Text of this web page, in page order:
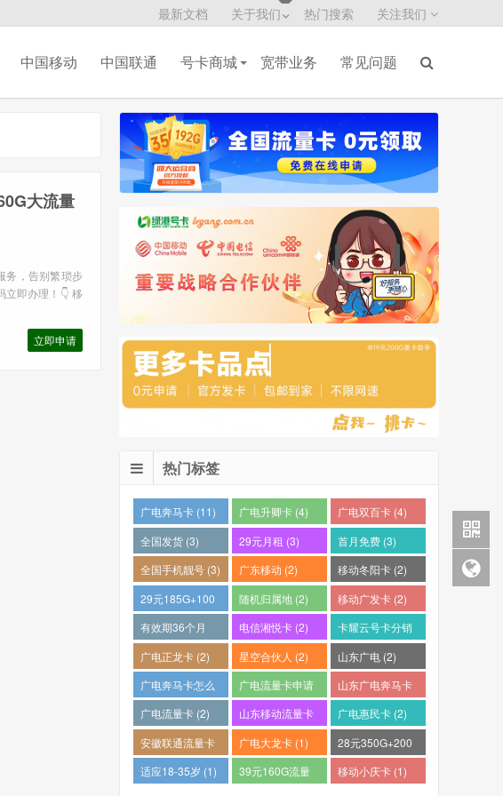
最新文档 关于我们 热门搜索 关注我们
中国移动 中国联通 号卡商城 宽带业务 常见问题
大流量
务，告别繁琐步
即办理！👇 移
立即申请
热门标签
广电奔马卡 (11) 广电升卿卡 (4)
广电双百卡 (4)
全国发货 (3)
29元月租 (3)
首月免费 (3)
全国手机靓号 (3)
广东移动 (2)
移动冬阳卡 (2)
29元185G+100
分钟 (2)
随机归属地 (2)
移动广发卡 (2)
有效期36个月
(2)
电信湘悦卡 (2)
卡耀云号卡分销
平台 (2)
广电正龙卡 (2) 星空合伙人 (2)
山东广电 (2)
广电奔马卡怎么
样？ (2)
广电流量卡申请
(2)
山东广电奔马卡
(2)
广电流量卡 (2)
山东移动流量卡
(2)
广电惠民卡 (2)
安徽联通流量卡
(2)
广电大龙卡 (1)
28元350G+200
分钟 (1)
适应18-35岁 (1)
39元160G流量
移动小庆卡 (1)